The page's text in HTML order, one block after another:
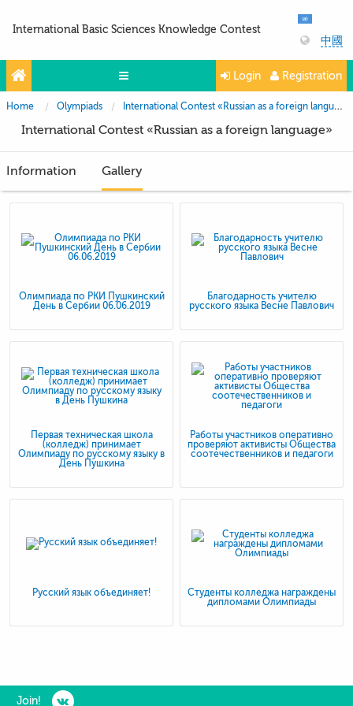
International Basic Sciences Knowledge Contest
中國
Olympiads
Partners
Contacts
Photo & Video
Login Registration
Home Olympiads International Contest «Russian as a foreign language»
International Contest «Russian as a foreign language»
Information Gallery
Олимпиада по РКИ Пушкинский
День в Сербии 06.06.2019
Благодарность учителю
русского языка Весне Павлович
Первая техническая школа
(колледж) принимает
Олимпиаду по русскому языку в
День Пушкина
Работы участников оперативно
проверяют активисты Общества
соотечественников и педагоги
Русский язык объединяет!
Студенты колледжа награждены
дипломами Олимпиады
Join!